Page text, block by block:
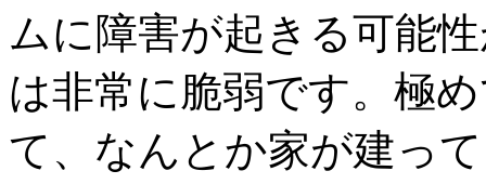
ムに障害が起きる可能
は非常に脆弱です。極
て、なんとか家が建っ